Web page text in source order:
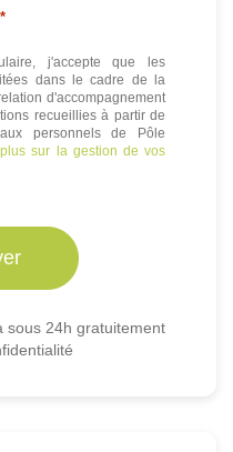
*
j'accepte que les
dans le cadre de la
d'accompagnement
recueillies à partir de
personnels de Pôle
sur la gestion de vos
sous 24h gratuitement